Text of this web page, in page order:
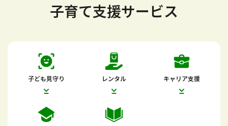
子育て支援サービス
子ども見守り レンタル キャリア支援